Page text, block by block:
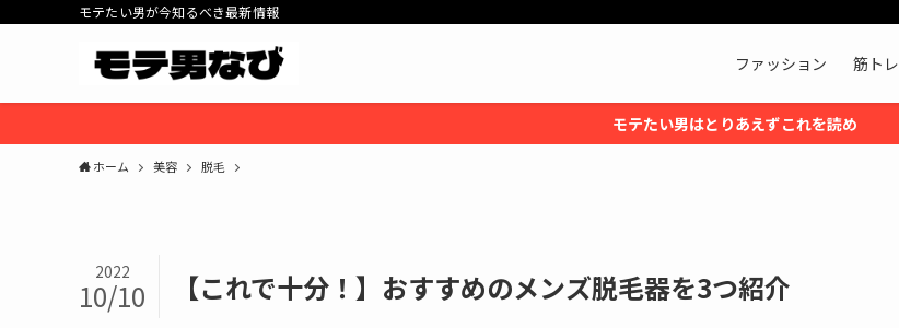
モテたい男が今知るべき最新情報
ファッション 筋トレ
モテたい男はとりあえずこれを読め
ホーム 美容 脱毛
【これで十分！】おすすめのメンズ脱毛器を3つ紹介
2022
10/10